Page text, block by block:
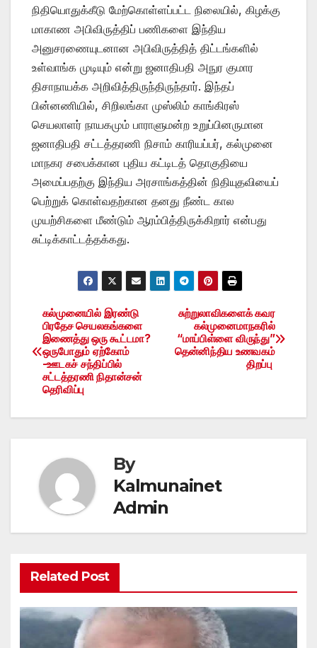
நிதியொதுக்கீடு மேற்கொள்ளப்பட்ட நிலையில், கிழக்கு
மாகாண அபிவிருத்திப் பணிகளை இந்திய
அனுசரணையுடனான அபிவிருத்தித் திட்டங்களில்
உள்வாங்க முடியும் என்று ஜனாதிபதி அநுர குமார
திசாநாயக்க அறிவித்திருந்திருந்தார். இந்தப்
பின்னணியில், சிறிலங்கா முஸ்லிம் காங்கிரஸ்
செயலாளர் நாயகமும் பாராளுமன்ற உறுப்பினருமான
ஜனாதிபதி சட்டத்தரணி நிசாம் காரியப்பர், கல்முனை
மாநகர சபைக்கான புதிய கட்டிடத் தொகுதியை
அமைப்பதற்கு இந்திய அரசாங்கத்தின் நிதியுதவியைப்
பெற்றுக் கொள்வதற்கான தனது நீண்ட கால
முயற்சிகளை மீண்டும் ஆரம்பித்திருக்கிறார் என்பது
சுட்டிக்காட்டத்தக்கது.
Post
navigation
சுற்றுலாவிகளைக் கவர
கல்முனைமாநகரில்
“மாப்பிள்ளை விருந்து”
தென்னிந்திய உணவகம்
திறப்பு
கல்முனையில் இரண்டு
பிரதேச செயலகங்களை
இணைத்து ஒரு கூட்டமா?
ஒருபோதும் ஏற்கோம்
-ஊடகச் சந்திப்பில்
சட்டத்தரணி நிதான்சன்
தெரிவிப்பு
By
Kalmunainet
Admin
Related Post